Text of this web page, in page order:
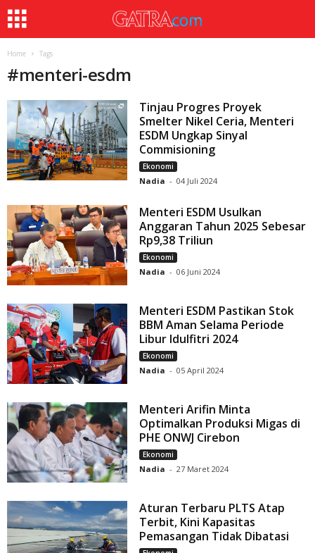
Home Tags
#menteri-esdm
Tinjau Progres Proyek
Smelter Nikel Ceria, Menteri
ESDM Ungkap Sinyal
Commisioning
Ekonomi
Nadia - 04 Juli 2024
Menteri ESDM Usulkan
Anggaran Tahun 2025 Sebesar
Rp9,38 Triliun
Ekonomi
Nadia - 06 Juni 2024
Menteri ESDM Pastikan Stok
BBM Aman Selama Periode
Libur Idulfitri 2024
Ekonomi
Nadia - 05 April 2024
Menteri Arifin Minta
Optimalkan Produksi Migas di
PHE ONWJ Cirebon
Ekonomi
Nadia - 27 Maret 2024
Aturan Terbaru PLTS Atap
Terbit, Kini Kapasitas
Pemasangan Tidak Dibatasi